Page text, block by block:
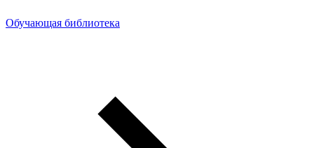
Обучающая библиотека